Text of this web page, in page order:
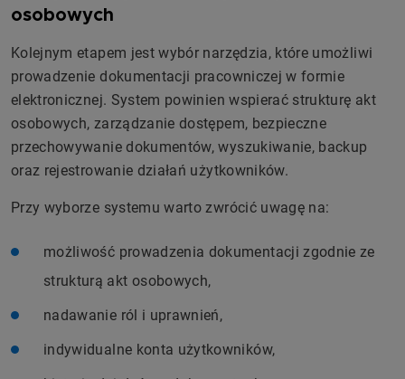
osobowych
Kolejnym etapem jest wybór narzędzia, które umożliwi
prowadzenie dokumentacji pracowniczej w formie
elektronicznej. System powinien wspierać strukturę akt
osobowych, zarządzanie dostępem, bezpieczne
przechowywanie dokumentów, wyszukiwanie, backup
oraz rejestrowanie działań użytkowników.
Przy wyborze systemu warto zwrócić uwagę na:
możliwość prowadzenia dokumentacji zgodnie ze
strukturą akt osobowych,
nadawanie ról i uprawnień,
indywidualne konta użytkowników,